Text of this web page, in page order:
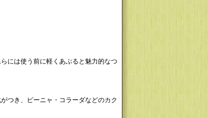
には使う前に軽くあぶると魅力的なつ
つき、ピーニャ・コラーダなどのカク